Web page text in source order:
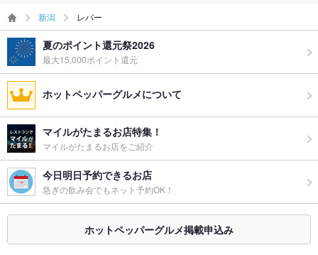
新潟 レバー
夏のポイント還元祭2026
最大15,000ポイント還元
ホットペッパーグルメについて
マイルがたまるお店特集！
マイルがたまるお店をご紹介
今日明日予約できるお店
急ぎの飲み会でもネット予約OK！
ホットペッパーグルメ掲載申込み